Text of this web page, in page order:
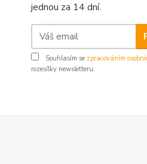
jednou za 14 dní.
Souhlasím se zpracováním
rozesílky newsletteru.